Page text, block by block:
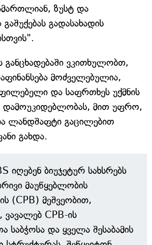
ზუსტ და
გადასახადის
ვკითხულობთ,
მოძველებულია,
და საფრთხეს უქმნის
მით უფრო,
ლანდშაფტი გაცილებით
გახდა.
იღებენ ბიუჯეტურ სახსრებს
მაუწყებლობის
(CPB) მეშვეობით,
ვავალებ CPB-ის
და ყველა შესაბამის